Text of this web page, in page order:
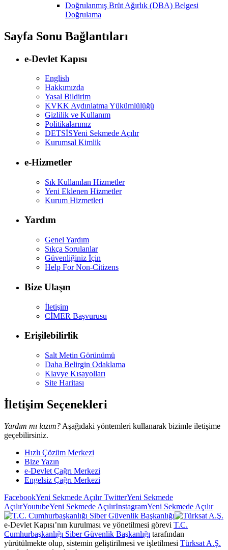
Doğrulanmış Brüt Ağırlık (DBA) Belgesi
Doğrulama
Sayfa Sonu Bağlantıları
e-Devlet Kapısı
English
Hakkımızda
Yasal Bildirim
KVKK Aydınlatma Yükümlülüğü
Gizlilik ve Kullanım
Politikalarımız
DETSİSYeni Sekmede Açılır
Kurumsal Kimlik
e-Hizmetler
Sık Kullanılan Hizmetler
Yeni Eklenen Hizmetler
Kurum Hizmetleri
Yardım
Genel Yardım
Sıkça Sorulanlar
Güvenliğiniz İçin
Help For Non-Citizens
Bize Ulaşın
İletişim
CİMER Başvurusu
Erişilebilirlik
Salt Metin Görünümü
Daha Belirgin Odaklama
Klavye Kısayolları
Site Haritası
İletişim Seçenekleri
Yardım mı lazım? Aşağıdaki yöntemleri kullanarak bizimle iletişime
geçebilirsiniz.
Hızlı Çözüm Merkezi
Bize Yazın
e-Devlet Çağrı Merkezi
Engelsiz Çağrı Merkezi
FacebookYeni Sekmede AçılırTwitterYeni Sekmede
AçılırYoutubeYeni Sekmede AçılırInstagramYeni Sekmede Açılır
e-Devlet Kapısı’nın kurulması ve yönetilmesi görevi T.C.
Cumhurbaşkanlığı Siber Güvenlik Başkanlığı tarafından
yürütülmekte olup, sistemin geliştirilmesi ve işletilmesi Türksat A.Ş.